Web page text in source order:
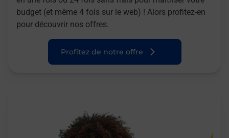
budget (et même 4 fois sur le web) ! Alors profitez-en
pour découvrir nos offres.
Profitez de notre offre